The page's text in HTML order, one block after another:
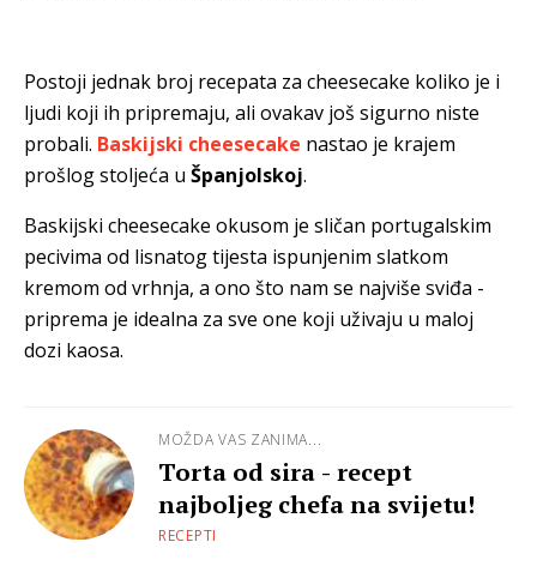
Postoji jednak broj recepata za cheesecake koliko je i
ljudi koji ih pripremaju, ali ovakav još sigurno niste
probali. Baskijski cheesecake nastao je krajem
prošlog stoljeća u Španjolskoj.
Baskijski cheesecake okusom je sličan portugalskim
pecivima od lisnatog tijesta ispunjenim slatkom
kremom od vrhnja, a ono što nam se najviše sviđa -
priprema je idealna za sve one koji uživaju u maloj
dozi kaosa.
MOŽDA VAS ZANIMA...
Torta od sira - recept
najboljeg chefa na svijetu!
RECEPTI